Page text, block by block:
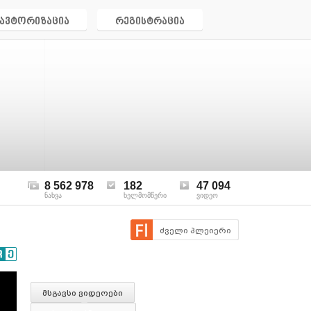
ავტორიზაცია რეგისტრაცია
8 562 978
ნახვა
182
ხელმომწერი
47 094
ვიდეო
ძველი პლეიერი
მსგავსი ვიდეოები